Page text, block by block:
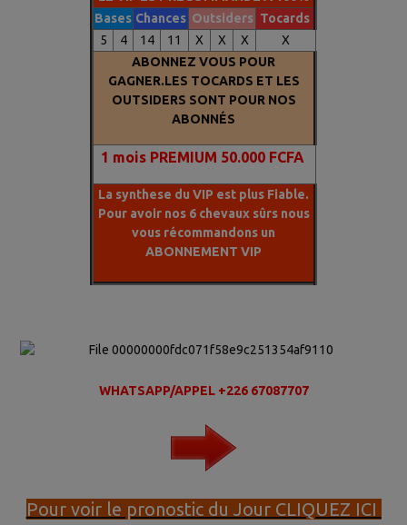
Bases Chances Outsiders Tocards
5
4 14 11 X X X
X
ABONNEZ VOUS POUR
GAGNER.LES TOCARDS ET LES
OUTSIDERS SONT POUR NOS
ABONNÉS
1 mois PREMIUM 50.000 FCFA
La synthese du VIP est plus Fiable.
Pour avoir nos 6 chevaux sûrs nous
vous récommandons un
ABONNEMENT VIP
WHATSAPP/APPEL +226 67087707
Pour voir le pronostic du Jour CLIQUEZ ICI